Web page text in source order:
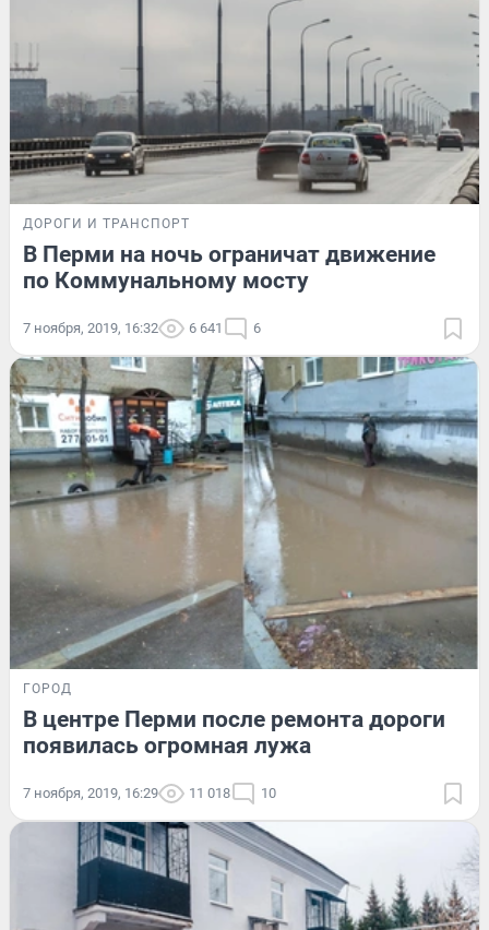
ДОРОГИ И ТРАНСПОРТ
В Перми на ночь ограничат движение
по Коммунальному мосту
7 ноября, 2019, 16:32 6 641 6
ГОРОД
В центре Перми после ремонта дороги
появилась огромная лужа
7 ноября, 2019, 16:29 11 018 10